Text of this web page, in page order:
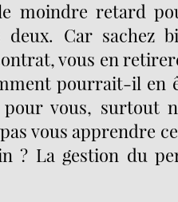
moindre retard
Car sachez
vous en
pourrait-il en
vous, surtout
vous apprendre
? La gestion du